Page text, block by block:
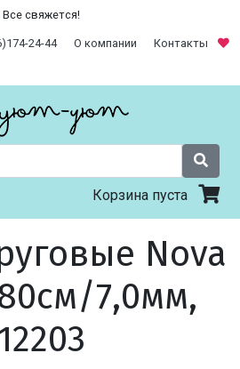
Все свяжется!
24-44 О компании
Контакты
Корзина пуста
Nova
7,0мм,